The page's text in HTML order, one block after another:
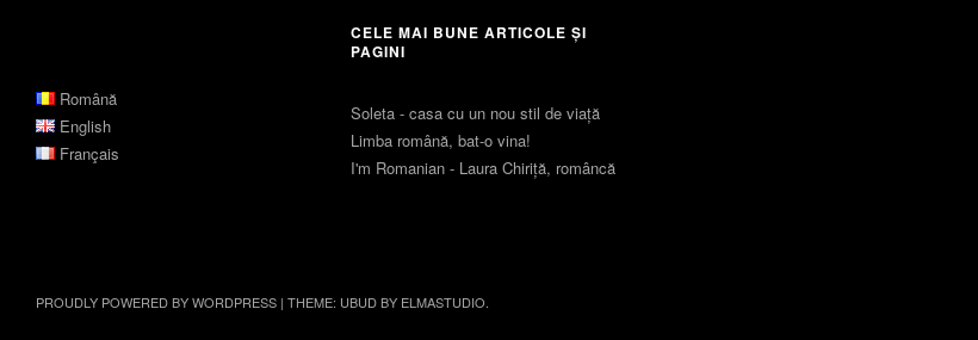
Română
English
Français
CELE MAI BUNE ARTICOLE ȘI
PAGINI
Soleta - casa cu un nou stil de viaţă
Limba română, bat-o vina!
I'm Romanian - Laura Chiriță, româncă
PROUDLY POWERED BY WORDPRESS | THEME: UBUD BY ELMASTUDIO